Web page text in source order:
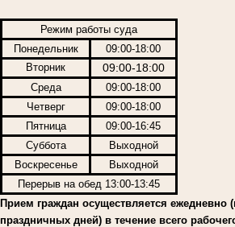
Режим работы суда
Понедельник
09:00-18:00
Вторник
09:00-18:00
Среда
09:00-18:00
Четверг
09:00-18:00
Пятница
09:00-16:45
Суббота
Выходной
Воскресенье
Выходной
Перерыв на обед 13:00-13:45
Прием граждан осуществляется
праздничных дней) в течение всего